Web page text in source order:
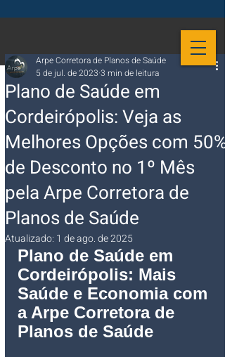
Plano de Saúde em
Cordeirópolis: Veja as
Melhores Opções com 50%
de Desconto no 1º Mês
pela Arpe Corretora de
Planos de Saúde
Arpe Corretora de Planos de Saúde
5 de jul. de 2023 3 min de leitura
Atualizado: 1 de ago. de 2025
Plano de Saúde em
Cordeirópolis: Mais
Saúde e Economia com
a Arpe Corretora de
Planos de Saúde